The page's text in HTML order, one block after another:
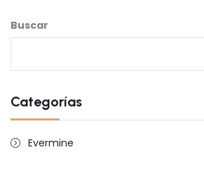
Buscar
Categorías
Evermine